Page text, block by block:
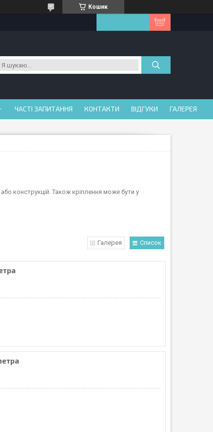
Кошик
ЧАСТІ ЗАПИТАННЯ КОНТАКТИ ВІДГУКИ ГАЛЕРЕЯ
конструкцій. Також кріплення може бути у
Галерея Список